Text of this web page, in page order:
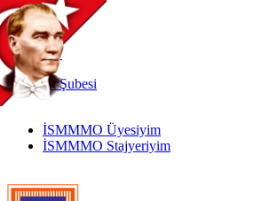
TR
|
EN
İnternetŞubesi
İSMMMO Üyesiyim
İSMMMO Stajyeriyim